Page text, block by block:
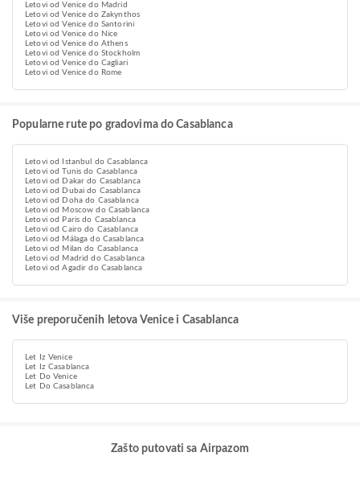
Letovi od Venice do Madrid
Letovi od Venice do Zakynthos
Letovi od Venice do Santorini
Letovi od Venice do Nice
Letovi od Venice do Athens
Letovi od Venice do Stockholm
Letovi od Venice do Cagliari
Letovi od Venice do Rome
Popularne rute po gradovima do Casablanca
Letovi od Istanbul do Casablanca
Letovi od Tunis do Casablanca
Letovi od Dakar do Casablanca
Letovi od Dubai do Casablanca
Letovi od Doha do Casablanca
Letovi od Moscow do Casablanca
Letovi od Paris do Casablanca
Letovi od Cairo do Casablanca
Letovi od Málaga do Casablanca
Letovi od Milan do Casablanca
Letovi od Madrid do Casablanca
Letovi od Agadir do Casablanca
Više preporučenih letova Venice i Casablanca
Let Iz Venice
Let Iz Casablanca
Let Do Venice
Let Do Casablanca
Zašto putovati sa Airpazom